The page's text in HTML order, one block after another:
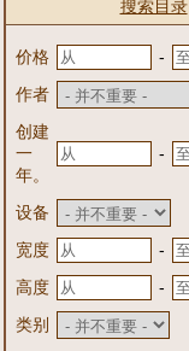
搜索目录
价格
-
作者
创建
一
年。
-
设备
宽度
-
高度
-
类别